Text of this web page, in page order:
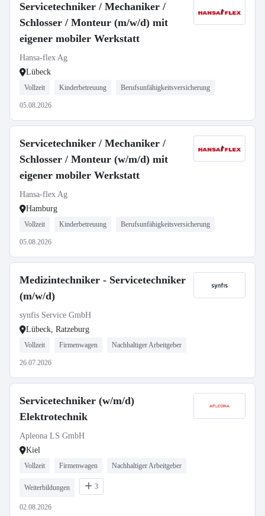
Servicetechniker / Mechaniker /
Schlosser / Monteur (m/w/d) mit
eigener mobiler Werkstatt
Hansa-flex Ag
Lübeck
Vollzeit Kinderbetreuung Berufsunfähigkeitsversicherung
05.08.2026
Servicetechniker / Mechaniker /
Schlosser / Monteur (w/m/d) mit
eigener mobiler Werkstatt
Hansa-flex Ag
Hamburg
Vollzeit Kinderbetreuung Berufsunfähigkeitsversicherung
05.08.2026
Medizintechniker - Servicetechniker
(m/w/d)
synfis Service GmbH
Lübeck, Ratzeburg
Vollzeit Firmenwagen Nachhaltiger Arbeitgeber
26.07.2026
Servicetechniker (w/m/d)
Elektrotechnik
Apleona LS GmbH
Kiel
Vollzeit Firmenwagen Nachhaltiger Arbeitgeber
Weiterbildungen 3
02.08.2026